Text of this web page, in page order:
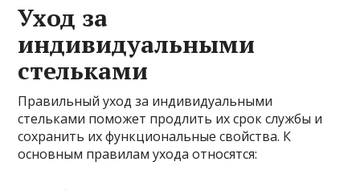
Уход за
индивидуальными
стельками
Правильный уход за индивидуальными
стельками поможет продлить их срок службы и
сохранить их функциональные свойства. К
основным правилам ухода относятся: